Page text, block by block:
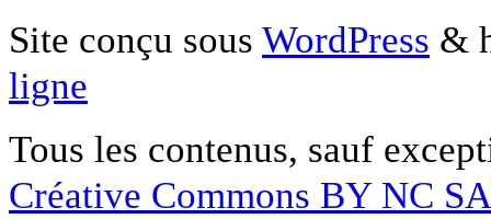
Site conçu sous WordPress &
ligne
Tous les contenus, sauf
Créative Commons BY NC SA